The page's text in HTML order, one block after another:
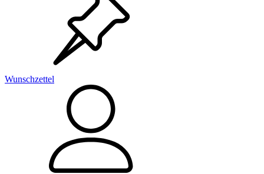
Wunschzettel